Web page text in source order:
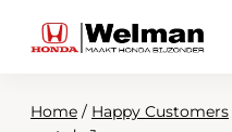
Modellen
Home / Happy Customers